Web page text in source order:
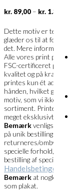
kr. 89,00 – kr. 1.399,00
Dette motiv er tegnet af
glæder os til at fortælle
det. Mere information
Alle vores print
FSC-certificeret papir i
kvalitet og på kraftigt
printes kun ét ad
hånden, hvilket gør det
motiv, som vi ikke har i
sortiment. Printets
meget eksklusivt og
Bemærkvenligst at
på unik bestilling og
returneres/ombyttes.
specielle forhold, der
bestilling af
Handelsbetingelser
Bemærk at nogle
som plakat.